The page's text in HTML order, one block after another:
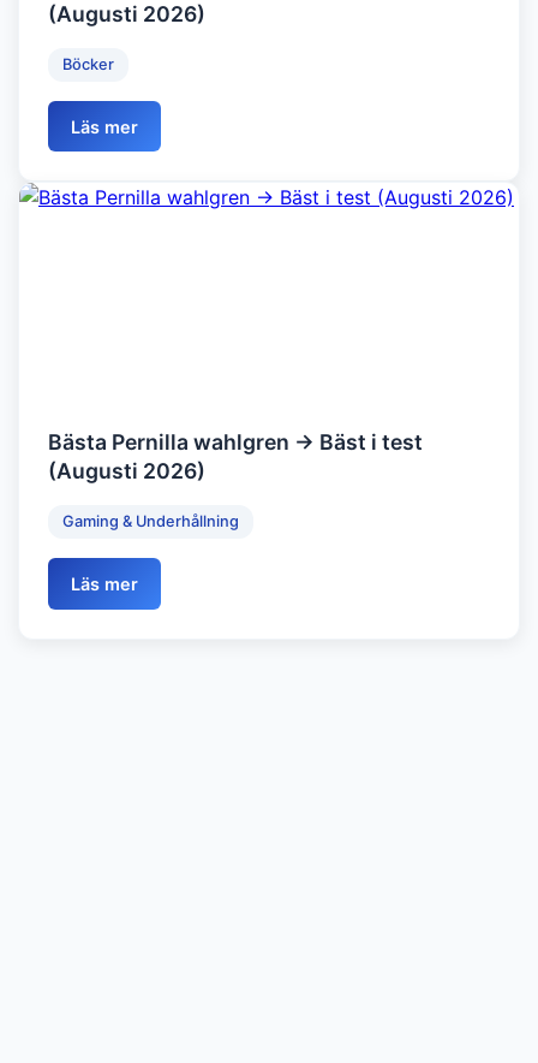
(Augusti 2026)
Böcker
Läs mer
Bästa Pernilla wahlgren → Bäst i test
(Augusti 2026)
Gaming & Underhållning
Läs mer